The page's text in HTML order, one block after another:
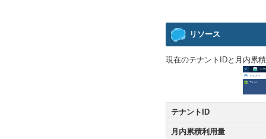
リソース
現在のテナントIDと月内累
テナントID
月内累積利用量